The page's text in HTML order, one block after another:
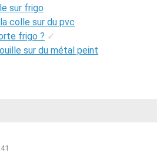
sur frigo
colle sur du pvc
frigo ? ✓
sur du métal peint